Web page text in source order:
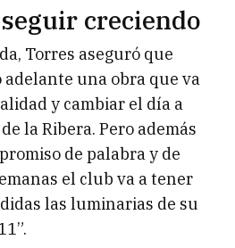
creciendo
Torres aseguró que
adelante una obra que va
y cambiar el día a
la Ribera. Pero además
de palabra y de
el club va a tener
las luminarias de su